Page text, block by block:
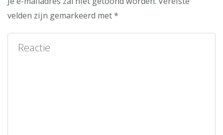
velden zijn gemarkeerd met*